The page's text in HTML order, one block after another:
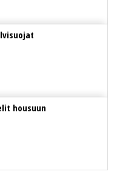
housuun